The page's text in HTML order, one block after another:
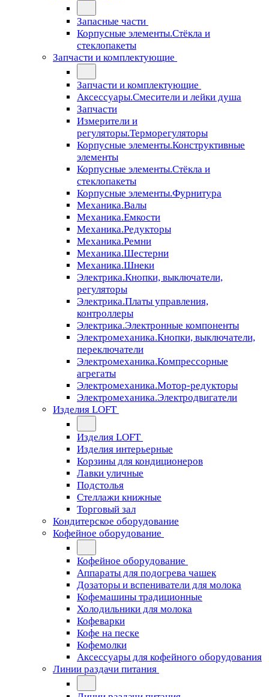
Запасные части
Корпусные элементы.Стёкла и
стеклопакеты
Запчасти и комплектующие
Запчасти и комплектующие
Аксессуары.Смесители и лейки душа
Запчасти
Измерители и
регуляторы.Терморегуляторы
Корпусные элементы.Конструктивные
элементы
Корпусные элементы.Стёкла и
стеклопакеты
Корпусные элементы.Фурнитура
Механика.Валы
Механика.Емкости
Механика.Редукторы
Механика.Ремни
Механика.Шестерни
Механика.Шнеки
Электрика.Кнопки, выключатели,
регуляторы
Электрика.Платы управления,
контроллеры
Электрика.Электронные компоненты
Электромеханика.Кнопки, выключатели,
переключатели
Электромеханика.Компрессорные
агрегаты
Электромеханика.Мотор-редукторы
Электромеханика.Электродвигатели
Изделия LOFT
Изделия LOFT
Изделия интерьерные
Корзины для кондиционеров
Лавки уличные
Подстолья
Стеллажи книжные
Торговый зал
Кондитерское оборудование
Кофейное оборудование
Кофейное оборудование
Аппараты для подогрева чашек
Дозаторы и вспениватели для молока
Кофемашины традиционные
Холодильники для молока
Кофеварки
Кофе на песке
Кофемолки
Аксессуары для кофейного оборудования
Линии раздачи питания